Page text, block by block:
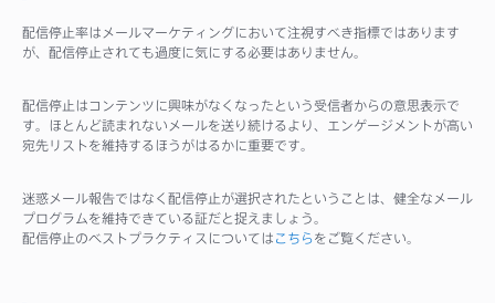
配信停止率はメールマーケティングにおいて注視すべき指標ではあります
が、配信停止されても過度に気にする必要はありません。
配信停止はコンテンツに興味がなくなったという受信者からの意思表示で
す。ほとんど読まれないメールを送り続けるより、エンゲージメントが高い
宛先リストを維持するほうがはるかに重要です。
迷惑メール報告ではなく配信停止が選択されたということは、健全なメール
プログラムを維持できている証だと捉えましょう。
配信停止のベストプラクティスについてはこちらをご覧ください。